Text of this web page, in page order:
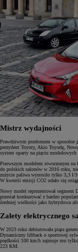
Mistrz wydajności
Prawdziwym przełomem w sposobie
prezydent Toyoty, Akio Toyodę,
system oparty na pięciu
Pierwszym modelem stworzonym na
do polskich salonów w 2016 roku,
zużycie paliwa wynosiło tylko 3,3 l/
W kwestii emisji CO2 udało się
Nowy model reprezentował segment
przestał konkurować z bardzo
średniej wielkości jako hybrydowa
Zalety elektrycznego
W 2023 roku debiutowała piąta
Dynamiczny liftback o sportowej
prędkości 100 km/h zajmuje mu
223 KM.